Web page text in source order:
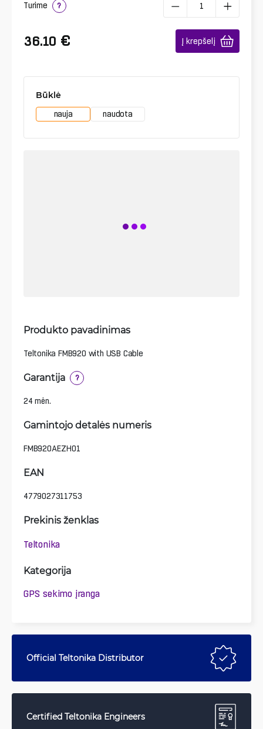
Turime ?
36.10 € Į krepšelį
Būklė
nauja naudota
Produkto pavadinimas
Teltonika FMB920 with USB Cable
Garantija ?
24 mėn.
Gamintojo detalės numeris
FMB920AEZH01
EAN
4779027311753
Prekinis ženklas
Teltonika
Kategorija
GPS sekimo įranga
Official Teltonika Distributor
Certified Teltonika Engineers